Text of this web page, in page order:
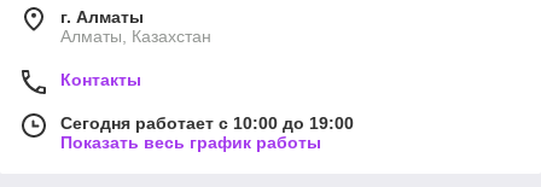
г. Алматы
Алматы, Казахстан
Контакты
Сегодня работает с 10:00 до 19:00
Показать весь график работы